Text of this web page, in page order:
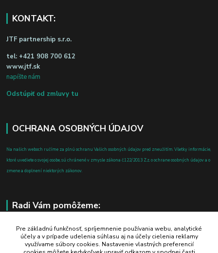
KONTAKT:
JTF partnership s.r.o.
tel: +421 908 700 612
www.jtf.sk
napíšte nám
Odstúpiť od zmluvy tu
OCHRANA OSOBNÝCH ÚDAJOV
Na našich weboch ručíme za plnú ochranu Vašich osobných údajov pred zneužitím. Všetky informácie,
ktoré uvediete o svojej osobe, sú chránené v zmysle zákona č.122/2013 Z.z. o ochrane osobných údajov a o
zmene a doplnení niektorých zákonov.
Radi Vám pomôžeme:
+421 908 700 612
po-pia: 8.00 - 16.00
Pre základnú funkčnosť, spríjemnenie používania webu, analytické
účely a v prípade udelenia súhlasu aj na účely cielenia reklamy
využívame súbory cookies. Nastavenie vlastných preferencií